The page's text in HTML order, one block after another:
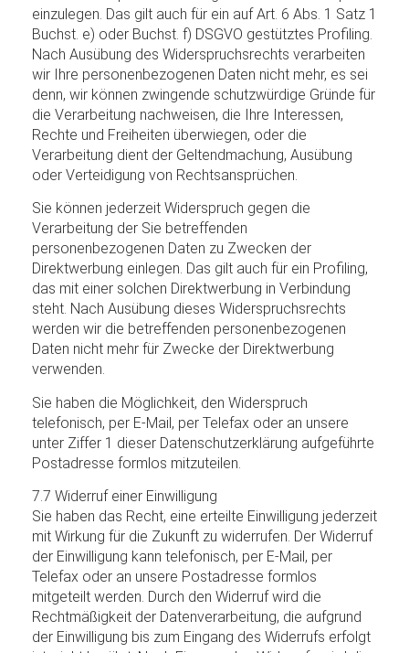
einzulegen. Das gilt auch für ein auf Art. 6 Abs. 1 Satz 1
Buchst. e) oder Buchst. f) DSGVO gestütztes Profiling.
Nach Ausübung des Widerspruchsrechts verarbeiten
wir Ihre personenbezogenen Daten nicht mehr, es sei
denn, wir können zwingende schutzwürdige Gründe für
die Verarbeitung nachweisen, die Ihre Interessen,
Rechte und Freiheiten überwiegen, oder die
Verarbeitung dient der Geltendmachung, Ausübung
oder Verteidigung von Rechtsansprüchen.
Sie können jederzeit Widerspruch gegen die
Verarbeitung der Sie betreffenden
personenbezogenen Daten zu Zwecken der
Direktwerbung einlegen. Das gilt auch für ein Profiling,
das mit einer solchen Direktwerbung in Verbindung
steht. Nach Ausübung dieses Widerspruchsrechts
werden wir die betreffenden personenbezogenen
Daten nicht mehr für Zwecke der Direktwerbung
verwenden.
Sie haben die Möglichkeit, den Widerspruch
telefonisch, per E-Mail, per Telefax oder an unsere
unter Ziffer 1 dieser Datenschutzerklärung aufgeführte
Postadresse formlos mitzuteilen.
7.7 Widerruf einer Einwilligung
Sie haben das Recht, eine erteilte Einwilligung jederzeit
mit Wirkung für die Zukunft zu widerrufen. Der Widerruf
der Einwilligung kann telefonisch, per E-Mail, per
Telefax oder an unsere Postadresse formlos
mitgeteilt werden. Durch den Widerruf wird die
Rechtmäßigkeit der Datenverarbeitung, die aufgrund
der Einwilligung bis zum Eingang des Widerrufs erfolgt